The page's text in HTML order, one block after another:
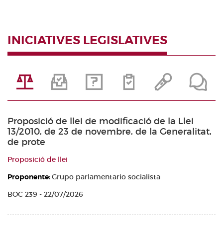
INICIATIVES LEGISLATIVES
Proposició de llei de modificació de la Llei
13/2010, de 23 de novembre, de la Generalitat,
de prote
Proposició de llei
Proponente:Grupo parlamentario socialista
BOC 239 - 22/07/2026